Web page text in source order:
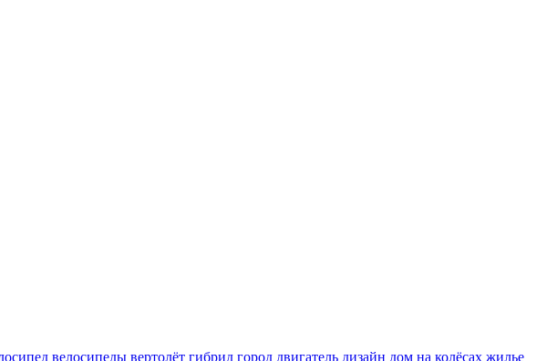
велосипеды вертолёт гибрид город двигатель дизайн дом на колёсах жилье